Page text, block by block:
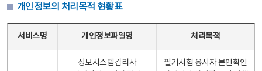
개인정보의 처리목적 현황표
서비스명 개인정보파일명 처리목적
정보시스템감리사
필기시험 응시자 본인확인